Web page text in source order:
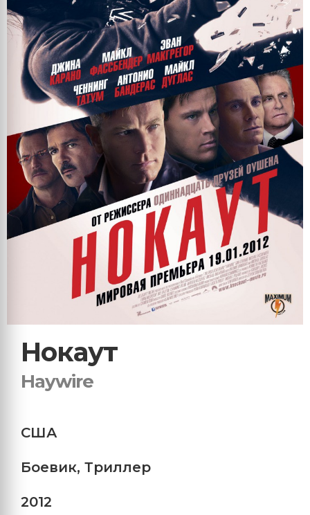
Нокаут
Haywire
США
Боевик, Триллер
2012